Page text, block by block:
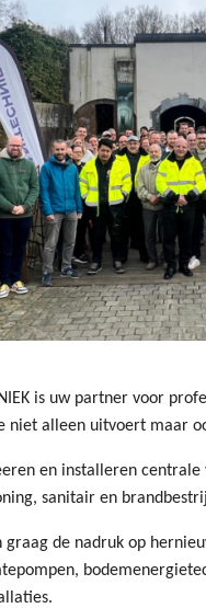
is uw partner voor
niet alleen uitvoert maar
en installeren
sanitair en
graag de nadruk op